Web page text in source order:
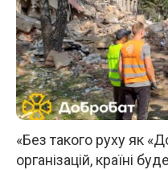
«Без такого руху як
організацій, країні